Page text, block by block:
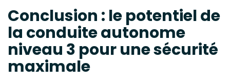
Conclusion : le potentiel de
la conduite autonome
niveau 3 pour une sécurité
maximale